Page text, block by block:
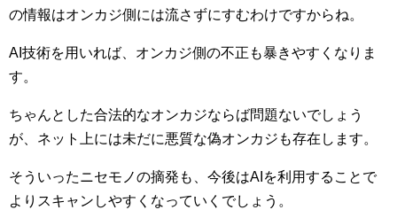
の情報はオンカジ側には流さずにすむわけですからね。
AI技術を用いれば、オンカジ側の不正も暴きやすくなりま
す。
ちゃんとした合法的なオンカジならば問題ないでしょう
が、ネット上には未だに悪質な偽オンカジも存在します。
そういったニセモノの摘発も、今後はAIを利用することで
よりスキャンしやすくなっていくでしょう。